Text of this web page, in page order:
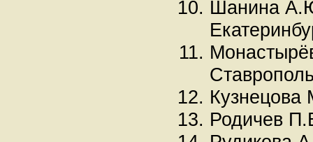
Шанина
Родичев